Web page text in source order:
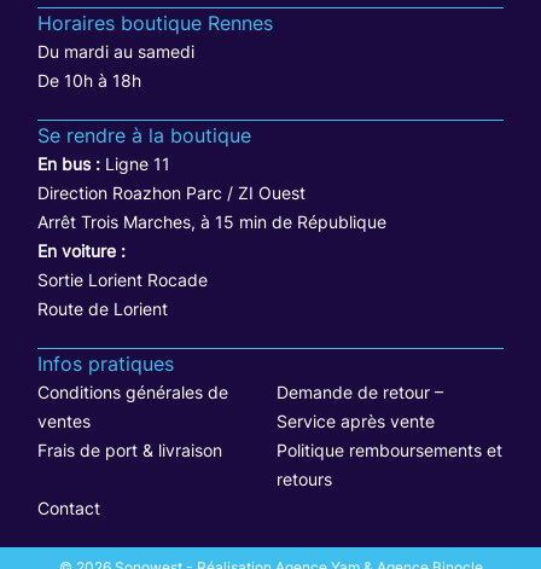
Horaires boutique Rennes
Du mardi au samedi
De 10h à 18h
Se rendre à la boutique
En bus : Ligne 11
Direction Roazhon Parc / ZI Ouest
Arrêt Trois Marches, à 15 min de République
En voiture :
Sortie Lorient Rocade
Route de Lorient
Infos pratiques
Conditions générales de
ventes
Demande de retour –
Service après vente
Frais de port & livraison
Politique remboursements et
retours
Contact